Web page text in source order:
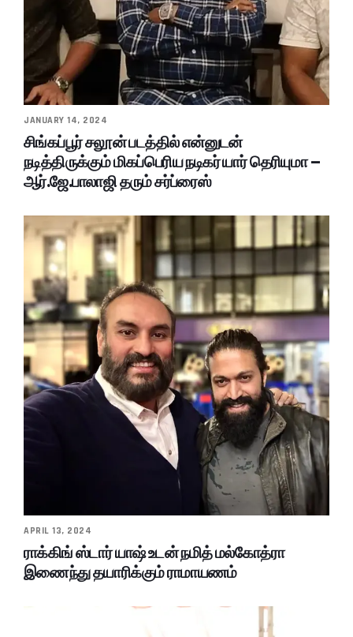
JANUARY 14, 2024
சிங்கப்பூர் சலூன் படத்தில் என்னுடன்
நடித்திருக்கும் மிகப்பெரிய நடிகர் யார் தெரியுமா –
ஆர்.ஜே.பாலாஜி தரும் சர்ப்ரைஸ்
APRIL 13, 2024
ராக்கிங் ஸ்டார் யாஷ் உடன் நமித் மல்கோத்ரா
இணைந்து தயாரிக்கும் ராமாயணம்